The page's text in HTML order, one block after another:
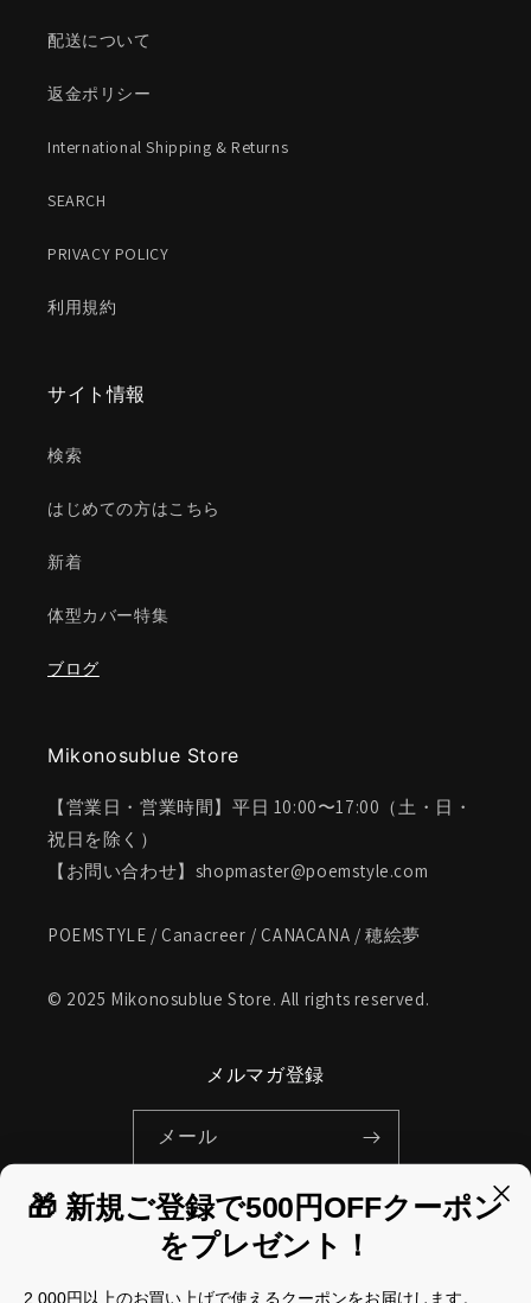
配送について
返金ポリシー
International Shipping & Returns
SEARCH
PRIVACY POLICY
利用規約
サイト情報
検索
はじめての方はこちら
新着
体型カバー特集
ブログ
Mikonosublue Store
【営業日・営業時間】平日 10:00〜17:00（土・日・
祝日を除く）
【お問い合わせ】shopmaster@poemstyle.com
POEMSTYLE / Canacreer / CANACANA / 穂絵夢
© 2025 Mikonosublue Store. All rights reserved.
メルマガ登録
メール
FacebookInstagramPinterest
🎁 新規ご登録で500円OFFクーポン
をプレゼント！
2,000円以上のお買い上げで使えるクーポンをお届けします。